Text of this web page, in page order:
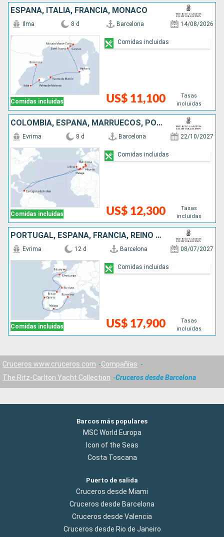
ESPAÑA, ITALIA, FRANCIA, MONACO
Comidas incluidas
Ilma 8 d Barcelona 14/08/2026
US$ 11,100
Tasas
incluidas
Comidas incluidas
COLOMBIA, ESPAÑA, MARRUECOS, PORTUGAL
Comidas incluidas
Evrima 8 d Barcelona 22/10/2027
US$ 12,300
Tasas
incluidas
Comidas incluidas
PORTUGAL, ESPAÑA, FRANCIA, REINO UNIDO
Comidas incluidas
Evrima 12 d Barcelona 08/07/2027
US$ 17,900
Tasas
incluidas
Comidas incluidas
Cruceros www.cruceros.com
Compañías
The Ritz-Carlton Yacht Collection
Cruceros desde Barcelona
Barcos más populares
MSC World Europa
Icon of the Seas
Costa Toscana
Puerto de salida
Cruceros desde Miami
Cruceros desde Barcelona
Cruceros desde Valencia
Cruceros desde Rio de Janeiro